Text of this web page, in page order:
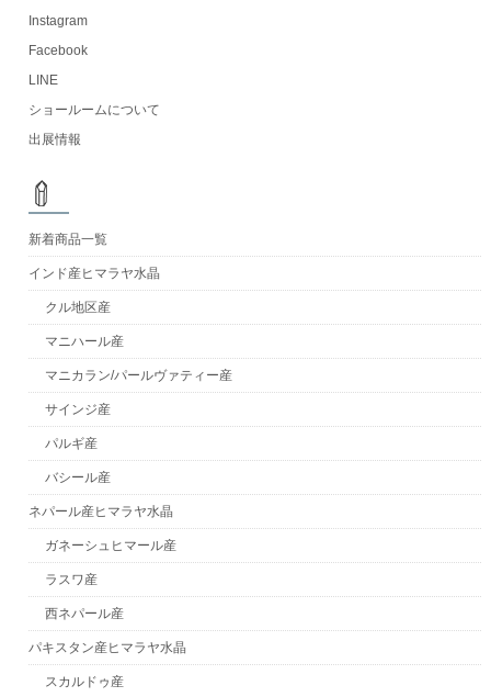
Instagram
Facebook
LINE
ショールームについて
出展情報
新着商品一覧
インド産ヒマラヤ水晶
クル地区産
マニハール産
マニカラン/パールヴァティー産
サインジ産
パルギ産
バシール産
ネパール産ヒマラヤ水晶
ガネーシュヒマール産
ラスワ産
西ネパール産
パキスタン産ヒマラヤ水晶
スカルドゥ産